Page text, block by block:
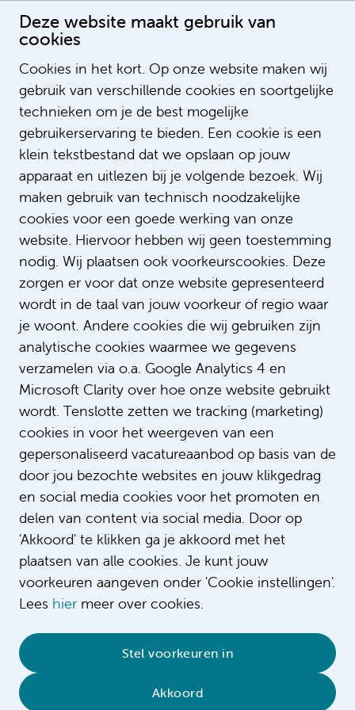
Deze website maakt gebruik van
cookies
Cookies in het kort. Op onze website maken wij
gebruik van verschillende cookies en soortgelijke
technieken om je de best mogelijke
gebruikerservaring te bieden. Een cookie is een
klein tekstbestand dat we opslaan op jouw
apparaat en uitlezen bij je volgende bezoek. Wij
maken gebruik van technisch noodzakelijke
cookies voor een goede werking van onze
website. Hiervoor hebben wij geen toestemming
nodig. Wij plaatsen ook voorkeurscookies. Deze
zorgen er voor dat onze website gepresenteerd
wordt in de taal van jouw voorkeur of regio waar
je woont. Andere cookies die wij gebruiken zijn
analytische cookies waarmee we gegevens
verzamelen via o.a. Google Analytics 4 en
Microsoft Clarity over hoe onze website gebruikt
wordt. Tenslotte zetten we tracking (marketing)
cookies in voor het weergeven van een
gepersonaliseerd vacatureaanbod op basis van de
door jou bezochte websites en jouw klikgedrag
en social media cookies voor het promoten en
delen van content via social media. Door op
'Akkoord' te klikken ga je akkoord met het
plaatsen van alle cookies. Je kunt jouw
voorkeuren aangeven onder 'Cookie instellingen'.
Lees hier meer over cookies.
Stel voorkeuren in
Akkoord
Alicia Schuurman
Cookieverklaring • Sitemap